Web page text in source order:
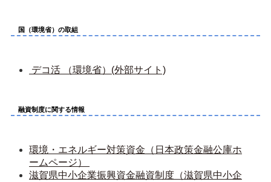
国（環境省）の取組
デコ活 （環境省）(外部サイト)
融資制度に関する情報
環境・エネルギー対策資金（日本政策金融公庫ホ
ームページ）
滋賀県中小企業振興資金融資制度（滋賀県中小企